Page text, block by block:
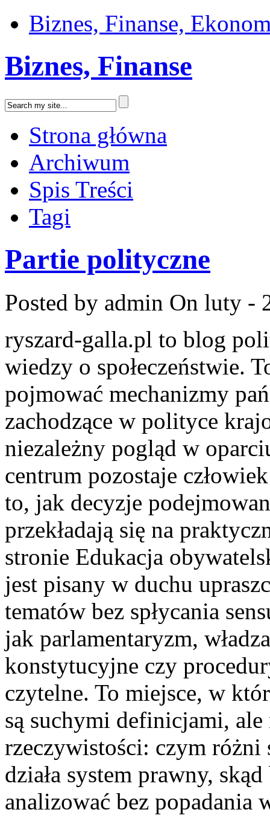
Biznes, Finanse,
Biznes, Finanse
Strona główna
Archiwum
Spis Treści
Tagi
Partie polityczne
Posted by admin On luty -
ryszard-galla.pl to blog
wiedzy o społeczeństwie.
pojmować mechanizmy
zachodzące w polityce
niezależny pogląd w
centrum pozostaje
to, jak decyzje
przekładają się na
stronie Edukacja
jest pisany w duchu
tematów bez spłycania
jak parlamentaryzm,
konstytucyjne czy
czytelne. To miejsce, w
są suchymi definicjami,
rzeczywistości: czym
działa system prawny,
analizować bez popadania